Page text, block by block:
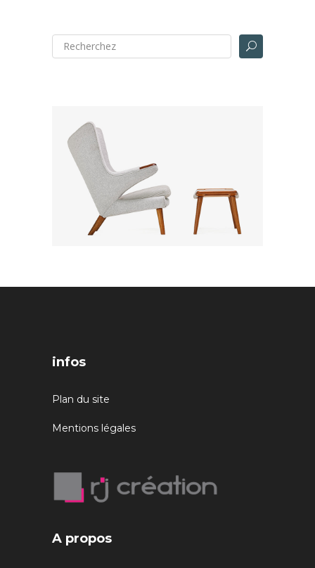
infos
Plan du site
Mentions légales
A propos